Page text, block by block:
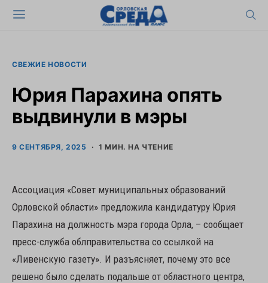
СВЕЖИЕ НОВОСТИ
Юрия Парахина опять
выдвинули в мэры
9 СЕНТЯБРЯ, 2025 1 МИН. НА ЧТЕНИЕ
Ассоциация «Совет муниципальных образований
Орловской области» предложила кандидатуру Юрия
Парахина на должность мэра города Орла, – сообщает
пресс-служба облправительства со ссылкой на
«Ливенскую газету». И разъясняет, почему это все
решено было сделать подальше от областного центра,